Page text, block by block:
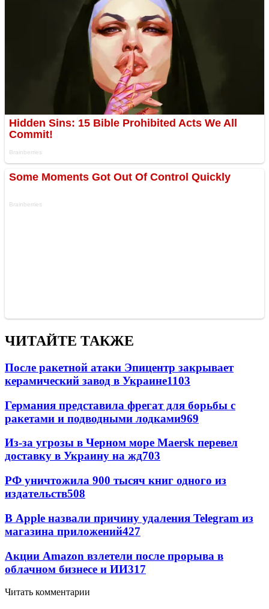
ЧИТАЙТЕ ТАКЖЕ
После ракетной атаки Эпицентр закрывает
керамический завод в Украине1103
Германия представила фрегат для борьбы с
ракетами и подводными лодками969
Из-за угрозы в Черном море Maersk перевел
доставку в Украину на жд703
РФ уничтожила 900 тысяч книг одного из
издательств508
В Apple назвали причину удаления Telegram из
магазина приложений427
Акции Amazon взлетели после прорыва в
облачном бизнесе и ИИ317
Читать комментарии